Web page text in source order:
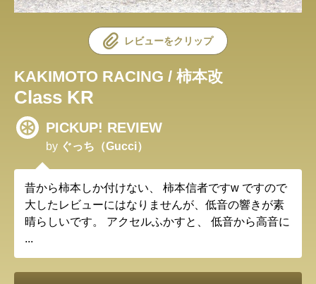
レビューをクリップ
KAKIMOTO RACING / 柿本改
Class KR
PICKUP! REVIEW
by ぐっち（Gucci）
昔から柿本しか付けない、 柿本信者ですw ですので
大したレビューにはなりませんが、低音の響きが素
晴らしいです。 アクセルふかすと、 低音から高音に
...